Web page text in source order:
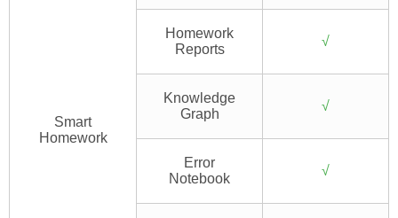
Smart
Homework
Homework
Reports
√
Knowledge
Graph
√
Error
Notebook
√